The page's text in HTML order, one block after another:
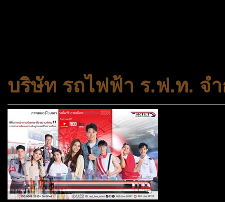
บริษัท รถไฟฟ้า ร.ฟ.ท. จ